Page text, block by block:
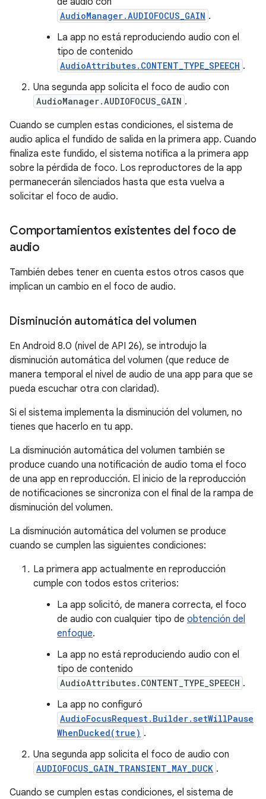
AudioManager.AUDIOFOCUS_GAIN .
La app no está reproduciendo audio con el
tipo de contenido
AudioAttributes.CONTENT_TYPE_SPEECH .
Una segunda app solicita el foco de audio con
AudioManager.AUDIOFOCUS_GAIN .
Cuando se cumplen estas condiciones, el sistema de
audio aplica el fundido de salida en la primera app. Cuando
finaliza este fundido, el sistema notifica a la primera app
sobre la pérdida de foco. Los reproductores de la app
permanecerán silenciados hasta que esta vuelva a
solicitar el foco de audio.
Comportamientos existentes del foco de
audio
También debes tener en cuenta estos otros casos que
implican un cambio en el foco de audio.
Disminución automática del volumen
En Android 8.0 (nivel de API 26), se introdujo la
disminución automática del volumen (que reduce de
manera temporal el nivel de audio de una app para que se
pueda escuchar otra con claridad).
Si el sistema implementa la disminución del volumen, no
tienes que hacerlo en tu app.
La disminución automática del volumen también se
produce cuando una notificación de audio toma el foco
de una app en reproducción. El inicio de la reproducción
de notificaciones se sincroniza con el final de la rampa de
disminución del volumen.
La disminución automática del volumen se produce
cuando se cumplen las siguientes condiciones:
La primera app actualmente en reproducción
cumple con todos estos criterios:
La app solicitó, de manera correcta, el foco
de audio con cualquier tipo de obtención del
enfoque.
La app no está reproduciendo audio con el
tipo de contenido
AudioAttributes.CONTENT_TYPE_SPEECH .
La app no configuró
AudioFocusRequest.Builder.setWillPause
WhenDucked(true) .
Una segunda app solicita el foco de audio con
AUDIOFOCUS_GAIN_TRANSIENT_MAY_DUCK .
Cuando se cumplen estas condiciones, el sistema de